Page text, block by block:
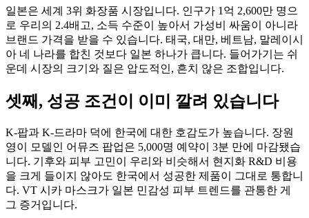
일본은 세계 3위 화장품 시장입니다. 인구가 1억 2,600만 명으
로 우리의 2.4배고, 소득 수준이 높아서 가성비 싸움이 아니라
브랜드 가격을 받을 수 있습니다. 태국, 대만, 베트남, 말레이시
아 네 나라를 합친 것보다 일본 하나가 큽니다. 들어가기는 쉬
운데 시장의 크기와 질은 압도적인, 흔치 않은 조합입니다.
셋째, 성공 조건이 이미 깔려 있습니다
K-팝과 K-드라마 덕에 한국에 대한 호감도가 높습니다. 장원
영이 모델인 어뮤즈 팝업은 5,000명 예약이 3분 만에 마감됐습
니다. 기후와 피부 고민이 우리와 비슷해서 현지화 R&D 비용
을 크게 들이지 않아도 한국에서 성공한 제품이 그대로 통합니
다. VT 시카 마스크가 일본 민감성 피부 트렌드를 관통한 게
그 증거입니다.